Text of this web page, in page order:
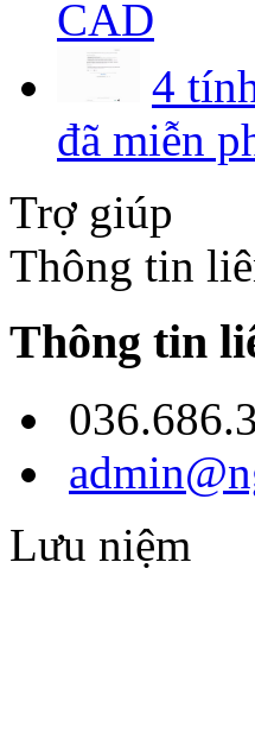
CAD
4
đã miễn
Trợ giúp
Thông tin
Thông tin
Lưu niệm